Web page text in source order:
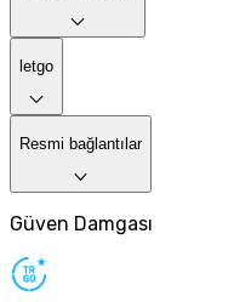
letgo
Resmi bağlantılar
Güven Damgası